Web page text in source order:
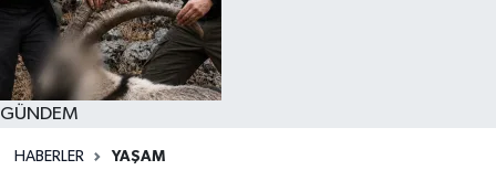
GÜNDEM
HABERLER YAŞAM
DÜNYA
SPOR
MAGAZİN
Trafik Durumu
Süper Lig Puan Durumu ve Fikstür
Tüm Manşetler